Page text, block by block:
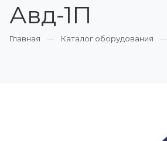
Авд-1П
Главная Каталог оборудования